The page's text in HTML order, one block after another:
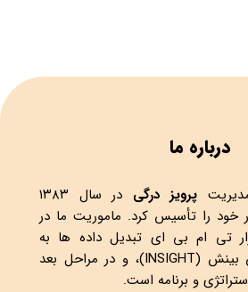
درباره ما
پرویز درگی
در سال ۱۳۸۳
خود را تأسیس کرد. ماموریت ما در
تی ام بی ای تبدیل داده ها به
اطلاعات، و پس از آن بینش (INSIGHT)، و در مراحل بعد
و برنامه است.